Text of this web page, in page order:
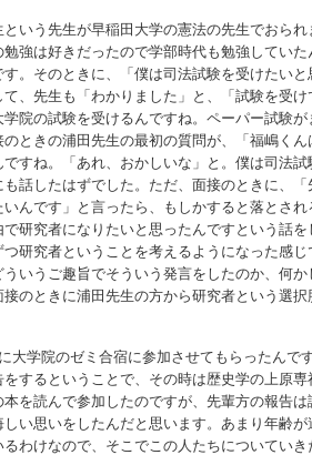
いう先生が早稲田大学の憲法の先生でおら
強は好きだったので学部時代も勉強してい
。そのときに、「僕は司法試験を受けたい
、先生も「わかりました」と、「試験を受
院の試験を受けるんですね。ペーパー試験
ときの浦田先生の最初の質問が、「福嶋く
すね。「あれ、おかしいな」と。僕は司法
話したはずでした。ただ、面接のときに、
んです」と言ったら、もしかすると落とさ
研究者になりたいと思ったんですという話
研究者ということを考えるようになった感
いうご趣旨でそういう発言をしたのか、何
のときに浦田先生の方から研究者という選
大学院のゼミ合宿に参加させてもらったんで
するということで、その時は歴史学の上原
を読んで参加したのですが、先輩方の報告
い思いをしたんだと思います。あまり年齢
わけなので、そこでこの人たちについてい